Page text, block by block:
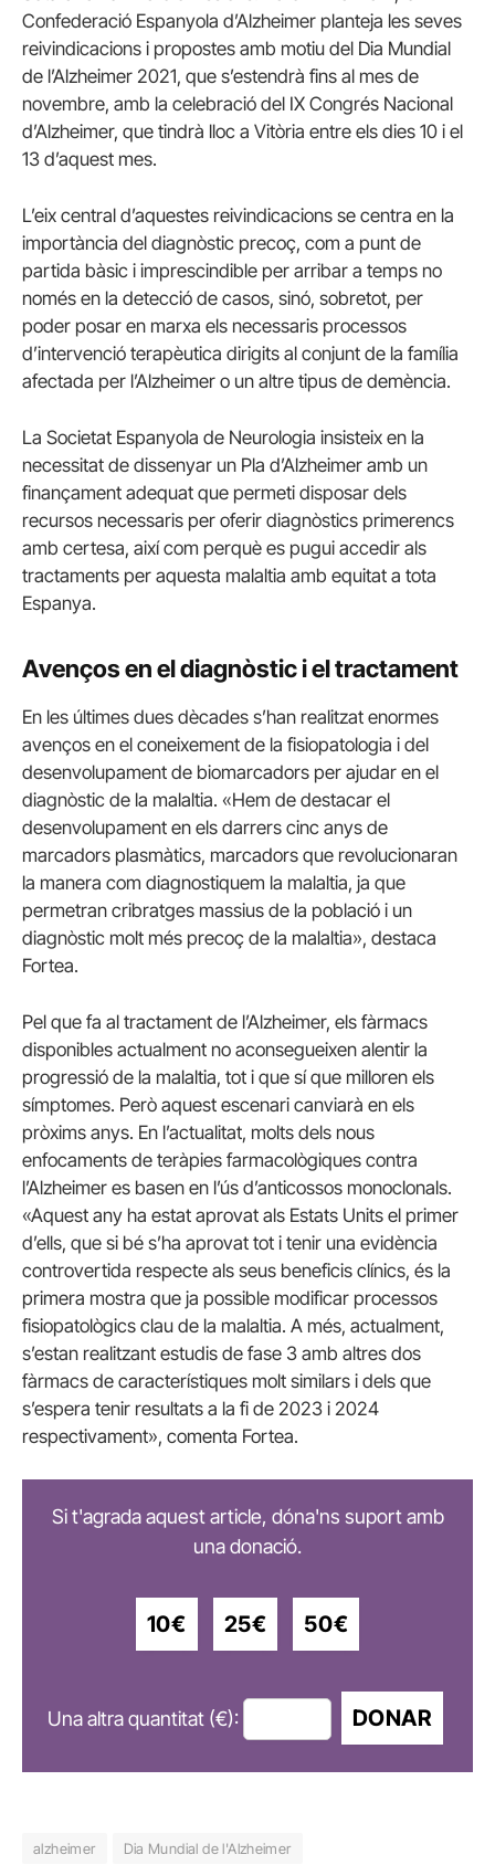
Confederació Espanyola d’Alzheimer planteja les seves
reivindicacions i propostes amb motiu del Dia Mundial
de l’Alzheimer 2021, que s’estendrà fins al mes de
novembre, amb la celebració del IX Congrés Nacional
d’Alzheimer, que tindrà lloc a Vitòria entre els dies 10 i el
13 d’aquest mes.
L’eix central d’aquestes reivindicacions se centra en la
importància del diagnòstic precoç, com a punt de
partida bàsic i imprescindible per arribar a temps no
només en la detecció de casos, sinó, sobretot, per
poder posar en marxa els necessaris processos
d’intervenció terapèutica dirigits al conjunt de la família
afectada per l’Alzheimer o un altre tipus de demència.
La Societat Espanyola de Neurologia insisteix en la
necessitat de dissenyar un Pla d’Alzheimer amb un
finançament adequat que permeti disposar dels
recursos necessaris per oferir diagnòstics primerencs
amb certesa, així com perquè es pugui accedir als
tractaments per aquesta malaltia amb equitat a tota
Espanya.
Avenços en el diagnòstic i el tractament
En les últimes dues dècades s’han realitzat enormes
avenços en el coneixement de la fisiopatologia i del
desenvolupament de biomarcadors per ajudar en el
diagnòstic de la malaltia. «Hem de destacar el
desenvolupament en els darrers cinc anys de
marcadors plasmàtics, marcadors que revolucionaran
la manera com diagnostiquem la malaltia, ja que
permetran cribratges massius de la població i un
diagnòstic molt més precoç de la malaltia», destaca
Fortea.
Pel que fa al tractament de l’Alzheimer, els fàrmacs
disponibles actualment no aconsegueixen alentir la
progressió de la malaltia, tot i que sí que milloren els
símptomes. Però aquest escenari canviarà en els
pròxims anys. En l’actualitat, molts dels nous
enfocaments de teràpies farmacològiques contra
l’Alzheimer es basen en l’ús d’anticossos monoclonals.
«Aquest any ha estat aprovat als Estats Units el primer
d’ells, que si bé s’ha aprovat tot i tenir una evidència
controvertida respecte als seus beneficis clínics, és la
primera mostra que ja possible modificar processos
fisiopatològics clau de la malaltia. A més, actualment,
s’estan realitzant estudis de fase 3 amb altres dos
fàrmacs de característiques molt similars i dels que
s’espera tenir resultats a la fi de 2023 i 2024
respectivament», comenta Fortea.
Si t'agrada aquest article, dóna'ns suport amb
una donació.
10€ 25€ 50€
Una altra quantitat (€): DONAR
alzheimer Dia Mundial de l'Alzheimer